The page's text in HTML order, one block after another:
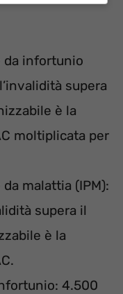
da infortunio
supera
è la
moltiplicata per
malattia (IPM):
supera il
è la
4.500